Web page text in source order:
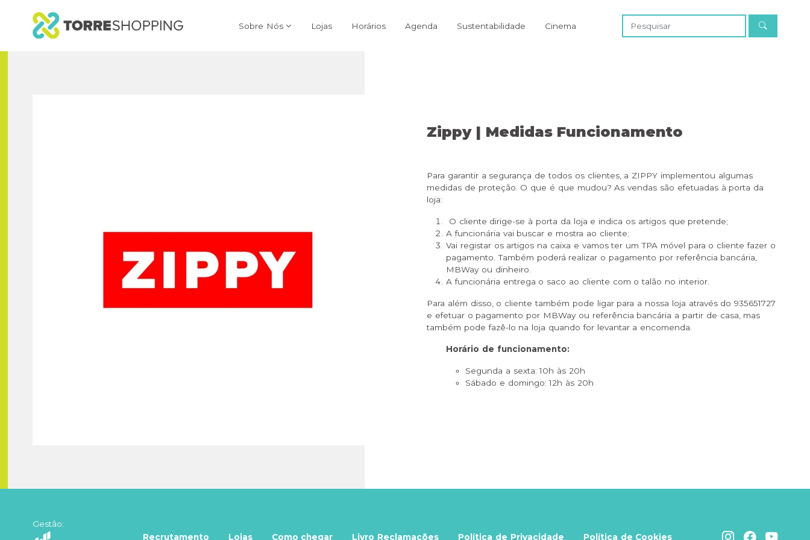
Sobre Nós Lojas Horários Agenda Sustentabilidade Cinema
Zippy | Medidas Funcionamento
Para garantir a segurança de todos os clientes, a ZIPPY implementou algumas
medidas de proteção. O que é que mudou? As vendas são efetuadas à porta da
loja:
O cliente dirige-se à porta da loja e indica os artigos que pretende;
A funcionária vai buscar e mostra ao cliente;
Vai registar os artigos na caixa e vamos ter um TPA móvel para o cliente fazer o
pagamento. Também poderá realizar o pagamento por referência bancária,
MBWay ou dinheiro.
A funcionária entrega o saco ao cliente com o talão no interior.
Para além disso, o cliente também pode ligar para a nossa loja através do 935651727
e efetuar o pagamento por MBWay ou referência bancária a partir de casa, mas
também pode fazê-lo na loja quando for levantar a encomenda.
Horário de funcionamento:
Segunda a sexta: 10h às 20h
Sábado e domingo: 12h às 20h
Gestão:
Recrutamento
Lojas Como chegar Livro Reclamações Política de Privacidade Política de Cookies